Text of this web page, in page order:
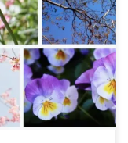
so al final dels
amb RIMES
a la dreta.